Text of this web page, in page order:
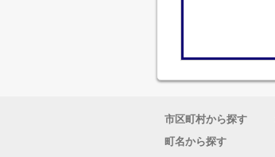
市区町村から探す
町名から探す